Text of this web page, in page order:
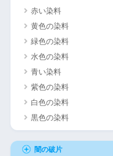
赤い染料
黄色の染料
緑色の染料
水色の染料
青い染料
紫色の染料
白色の染料
黒色の染料
闇の破片